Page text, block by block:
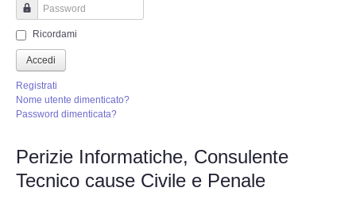
Perizia Dash Cam
Perizia software spia
Perizia Controllo lavoratori
Perizia DVR
Password
Ricordami
Accedi
Registrati
Nome utente dimenticato?
Password dimenticata?
Perizie Informatiche, Consulente
Tecnico cause Civile e Penale